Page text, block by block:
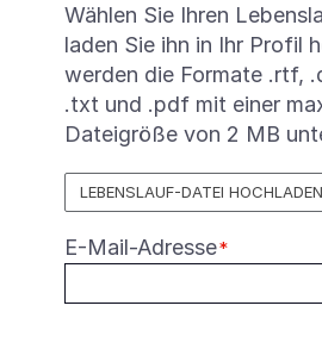
Wählen Sie Ihren
laden Sie ihn in Ihr Profil
werden die Formate .rtf,
.txt und .pdf mit einer
Dateigröße von 2 MB
LEBENSLAUF-DATEI HOCHLADEN
E-Mail-Adresse*